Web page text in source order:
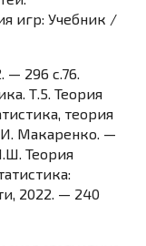
игр: Учебник /
296 c.76.
Т.5. Теория
теория
Макаренко. —
Теория
2022. — 240